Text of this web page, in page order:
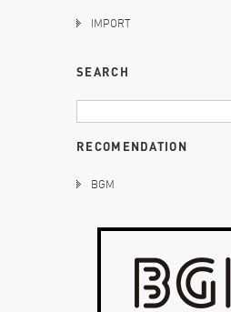
IMPORT
SEARCH
RECOMENDATION
BGM